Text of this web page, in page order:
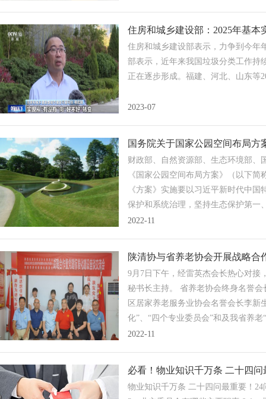
住房和城乡建设部：2025年基本
住房和城乡建设部表示，力争到今年
部表示，近年来我国垃圾分类工作持
正在逐步形成。福建、河北、山东等
2023-07
国务院关于国家公园空间布局方
财政部、自然资源部、生态环境部、
《国家公园空间布局方案》（以下
《方案》实施要以习近平新时代中
保护和系统治理，坚持生态保护第一
样性最富集的区域纳入国家公园体系
特色的以国家公园为主体的自然保护
导，明确责任分工，健全工作机制，
济发展、社会管理、公共服务、防
管理的有效模式，促进人与自然和谐
化配套措施，按照国家有关规定在
做好指导服务、审核评估和监督管理
设立国家公园，指导编制和审批国家
时向国务院报告。
2022-11
陕清协与省养老协会开展战略
9月7日下午，经雷英杰会长热心对接
秘书长主持。 省养老协会终身名誉
区居家养老服务业协会名誉会长李
化”、“四个专业委员会”和及我省养
性强，使与会人员倍受鼓舞。
2022-11
必看！物业知识千万条 二十四问
物业知识千万条 二十四问最重要！